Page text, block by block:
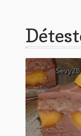
Au nom de la justice
Boutique
Commande
Contact